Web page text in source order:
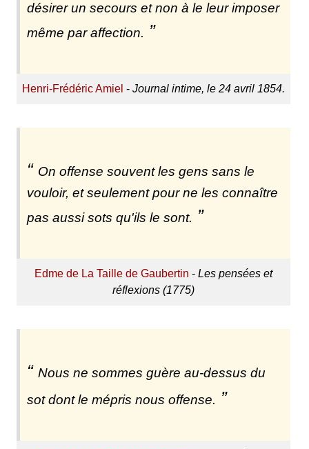
désirer un secours et non à le leur imposer
même par affection.
Henri-Frédéric Amiel - Journal intime, le 24 avril 1854.
On offense souvent les gens sans le
vouloir, et seulement pour ne les connaître
pas aussi sots qu'ils le sont.
Edme de La Taille de Gaubertin - Les pensées et
réflexions (1775)
Nous ne sommes guère au-dessus du
sot dont le mépris nous offense.